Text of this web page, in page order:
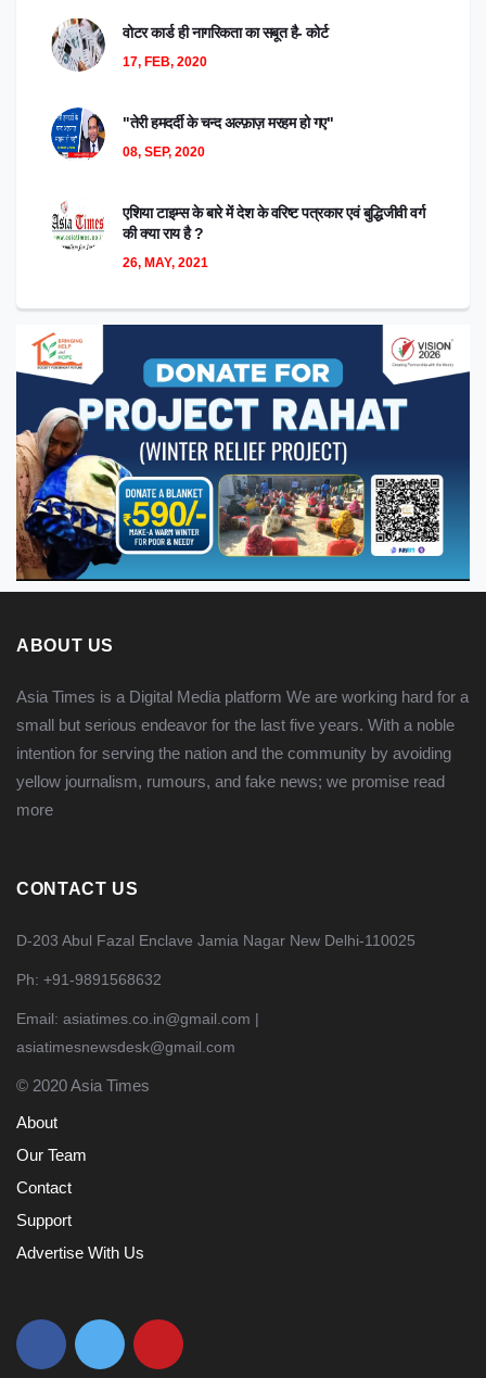
वोटर कार्ड ही नागरिकता का सबूत है- कोर्ट
17, FEB, 2020
"तेरी हमदर्दी के चन्द अल्फ़ाज़ मरहम हो गए"
08, SEP, 2020
एशिया टाइम्स के बारे में देश के वरिष्ट पत्रकार एवं बुद्धिजीवी वर्ग
की क्या राय है ?
26, MAY, 2021
ABOUT US
Asia Times is a Digital Media platform We are working hard for a
small but serious endeavor for the last five years. With a noble
intention for serving the nation and the community by avoiding
yellow journalism, rumours, and fake news; we promise read
more
CONTACT US
D-203 Abul Fazal Enclave Jamia Nagar New Delhi-110025
Ph: +91-9891568632
Email: asiatimes.co.in@gmail.com |
asiatimesnewsdesk@gmail.com
© 2020 Asia Times
About
Our Team
Contact
Support
Advertise With Us